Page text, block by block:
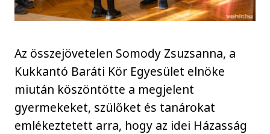
Az összejövetelen Somody Zsuzsanna, a
Kukkantó Baráti Kör Egyesület elnöke
miután köszöntötte a megjelent
gyermekeket, szülőket és tanárokat
emlékeztetett arra, hogy az idei Házasság